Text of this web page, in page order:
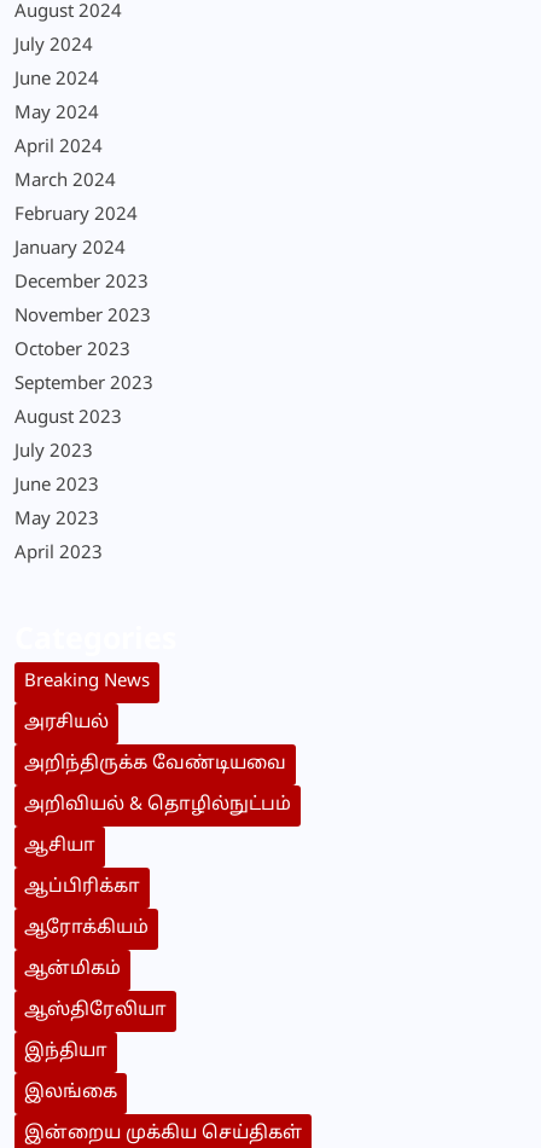
August 2024
July 2024
June 2024
May 2024
April 2024
March 2024
February 2024
January 2024
December 2023
November 2023
October 2023
September 2023
August 2023
July 2023
June 2023
May 2023
April 2023
Breaking News
அரசியல்
அறிந்திருக்க வேண்டியவை
அறிவியல் & தொழில்நுட்பம்
ஆசியா
ஆப்பிரிக்கா
ஆரோக்கியம்
ஆன்மிகம்
ஆஸ்திரேலியா
இந்தியா
இலங்கை
இன்றைய முக்கிய செய்திகள்